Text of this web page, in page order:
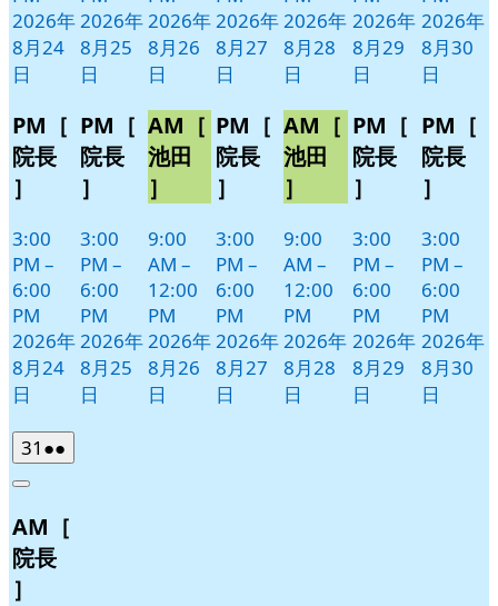
2026年
8月24
日
PM［
院長
］
3:00
PM –
6:00
PM
2026年
8月24
日
2026年
8月25
日
PM［
院長
］
3:00
PM –
6:00
PM
2026年
8月25
日
2026年
8月26
日
AM［
池田
］
9:00
AM –
12:00
PM
2026年
8月26
日
2026年
8月27
日
PM［
院長
］
3:00
PM –
6:00
PM
2026年
8月27
日
2026年
8月28
日
AM［
池田
］
9:00
AM –
12:00
PM
2026年
8月28
日
2026年
8月29
日
PM［
院長
］
3:00
PM –
6:00
PM
2026年
8月29
日
2026年
8月30
日
PM［
院長
］
3:00
PM –
6:00
PM
2026年
8月30
日
31 2026
年
月
31
日
●●
件
イ
Close
AM［
院長
］